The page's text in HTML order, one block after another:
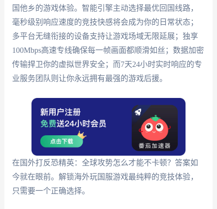
国他乡的游戏体验。智能引擎主动选择最优回国线路，
毫秒级别响应速度的竞技快感将会成为你的日常状态；
多平台无缝衔接的设备支持让游戏场域无限延展；独享
100Mbps高速专线确保每一帧画面都顺滑如丝；数据加密
传输捍卫你的虚拟世界安全；而7天24小时实时响应的专
业服务团队则让你永远拥有最强的游戏后援。
在国外打反恐精英：全球攻势怎么才能不卡顿？答案如
今就在眼前。解锁海外玩国服游戏最纯粹的竞技体验，
只需要一个正确选择。